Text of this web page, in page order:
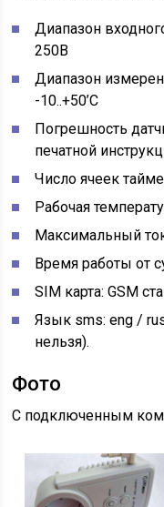
Диапазон
250В
Диапазон
-10..+50’C
Погрешность
печатной
Число ячеек
Рабочая
Максимальный
Время работы от
SIM карта: GSM
Язык sms: eng /
нельзя).
Фото
С подключенным